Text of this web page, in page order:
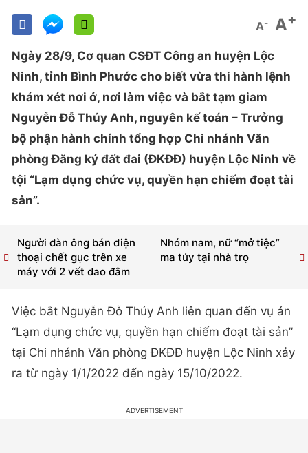
A- A+
Ngày 28/9, Cơ quan CSĐT Công an huyện Lộc
Ninh, tỉnh Bình Phước cho biết vừa thi hành lệnh
khám xét nơi ở, nơi làm việc và bắt tạm giam
Nguyễn Đỗ Thúy Anh, nguyên kế toán – Trưởng
bộ phận hành chính tổng hợp Chi nhánh Văn
phòng Đăng ký đất đai (ĐKĐĐ) huyện Lộc Ninh về
tội “Lạm dụng chức vụ, quyền hạn chiếm đoạt tài
sản”.
Nhóm nam, nữ “mở tiệc”
ma túy tại nhà trọ
Người đàn ông bán điện
thoại chết gục trên xe
máy với 2 vết dao đâm
Việc bắt Nguyễn Đỗ Thúy Anh liên quan đến vụ án
“Lạm dụng chức vụ, quyền hạn chiếm đoạt tài sản”
tại Chi nhánh Văn phòng ĐKĐĐ huyện Lộc Ninh xảy
ra từ ngày 1/1/2022 đến ngày 15/10/2022.